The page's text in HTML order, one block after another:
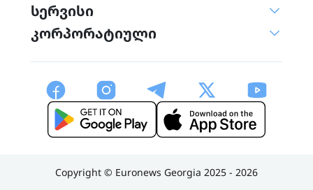
სერვისი
კორპორატიული
Copyright © Euronews Georgia 2025 - 2026